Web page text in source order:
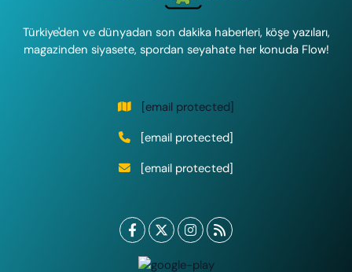
Türkiye'den ve dünyadan son dakika haberleri, köşe yazıları,
magazinden siyasete, spordan seyahate her konuda Flow!
[email protected]
[email protected]
[email protected]